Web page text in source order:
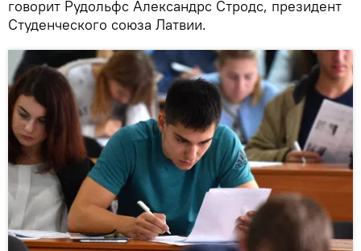
говорит Рудольфс Александрс Стродс, президент
Студенческого союза Латвии.